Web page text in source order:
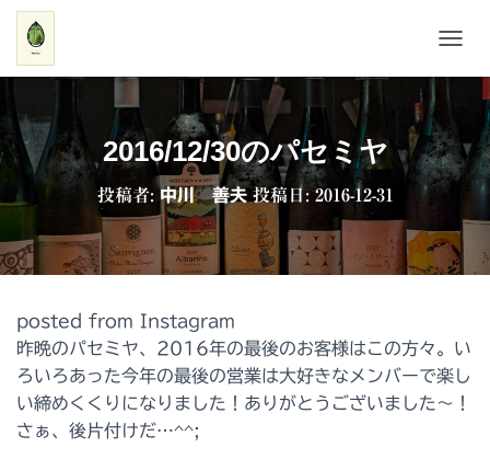
ビ
シ
ョ
ン
り
替
2016/12/30のパセミヤ
投稿者: 中川 善夫投稿日:2016-12-31
posted from Instagram
昨晩のパセミヤ、2016年の最後のお客様はこの方々。い
ろいろあった今年の最後の営業は大好きなメンバーで楽し
い締めくくりになりました！ありがとうございました〜！
さぁ、後片付けだ…^^;